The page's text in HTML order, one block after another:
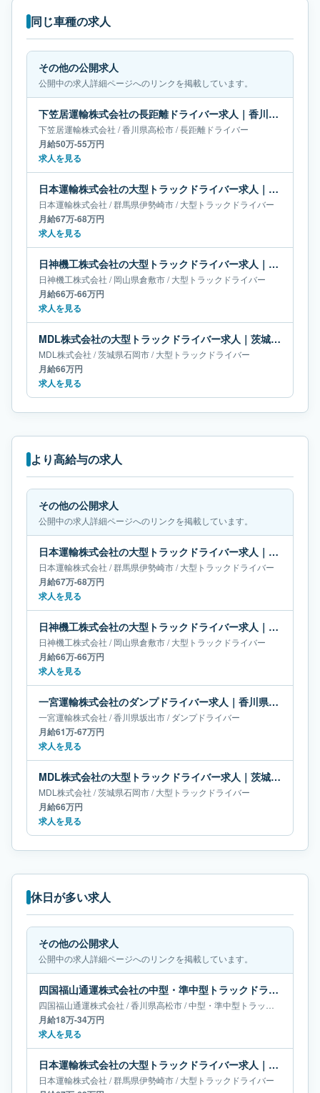
同じ車種の求人
その他の公開求人
公開中の求人詳細ページへのリンクを掲載しています。
下笠居運輸株式会社の長距離ドライバー求人｜香川県高松市｜月給50万-55万円
下笠居運輸株式会社 /香川県高松市/長距離ドライバー
月給50万-55万円
求人を見る
日本運輸株式会社の大型トラックドライバー求人｜群馬県伊勢崎市｜月給67万-68万円
日本運輸株式会社 /群馬県伊勢崎市/大型トラックドライバー
月給67万-68万円
求人を見る
日神機工株式会社の大型トラックドライバー求人｜岡山県倉敷市｜月給66万-66万円
日神機工株式会社 /岡山県倉敷市/大型トラックドライバー
月給66万-66万円
求人を見る
MDL株式会社の大型トラックドライバー求人｜茨城県石岡市｜月給66万円
MDL株式会社 /茨城県石岡市/大型トラックドライバー
月給66万円
求人を見る
より高給与の求人
その他の公開求人
公開中の求人詳細ページへのリンクを掲載しています。
日本運輸株式会社の大型トラックドライバー求人｜群馬県伊勢崎市｜月給67万-68万円
日本運輸株式会社 /群馬県伊勢崎市/大型トラックドライバー
月給67万-68万円
求人を見る
日神機工株式会社の大型トラックドライバー求人｜岡山県倉敷市｜月給66万-66万円
日神機工株式会社 /岡山県倉敷市/大型トラックドライバー
月給66万-66万円
求人を見る
一宮運輸株式会社のダンプドライバー求人｜香川県坂出市｜月給61万-67万円
一宮運輸株式会社 /香川県坂出市/ダンプドライバー
月給61万-67万円
求人を見る
MDL株式会社の大型トラックドライバー求人｜茨城県石岡市｜月給66万円
MDL株式会社 /茨城県石岡市/大型トラックドライバー
月給66万円
求人を見る
休日が多い求人
その他の公開求人
公開中の求人詳細ページへのリンクを掲載しています。
四国福山通運株式会社の中型・準中型トラックドライバー求人｜香川県高松市｜月給18万-34万円
四国福山通運株式会社 /香川県高松市/中型・準中型トラックドライバー
月給18万-34万円
求人を見る
日本運輸株式会社の大型トラックドライバー求人｜群馬県伊勢崎市｜月給67万-68万円
日本運輸株式会社 /群馬県伊勢崎市/大型トラックドライバー